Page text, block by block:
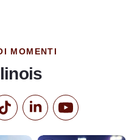
MOMENTI
nostro Pinterest
Seguici su TikTok
Seguici su LinkedIn
Iscriviti al